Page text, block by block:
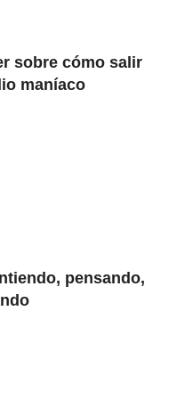
sobre cómo salir
maníaco
pensando,